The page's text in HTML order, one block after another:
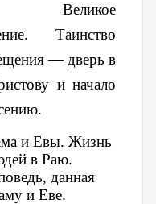
Великое
Таинство
— дверь в
и начало
и Евы. Жизнь
данная
и Еве.